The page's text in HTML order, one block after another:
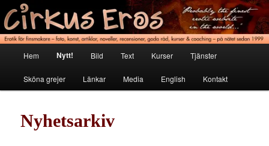
Hoppa
till
primärt
innehållCirkus Eros
Erotik för finsmakare
Hem Nytt! Bild Text Kurser Tjänster
Sköna grejer Länkar Media English Kontakt
Nyhetsarkiv